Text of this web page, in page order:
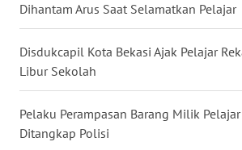
Dihantam Arus Saat Selamatkan Pelajar
Disdukcapil Kota Bekasi Ajak Pelajar
Libur Sekolah
Pelaku Perampasan Barang Milik
Ditangkap Polisi
WN
WN
JATIM
WN